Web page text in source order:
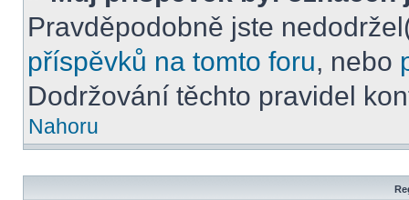
Pravděpodobně jste
příspěvků na tomto foru, nebo
Dodržování těchto pravidel
Nahoru